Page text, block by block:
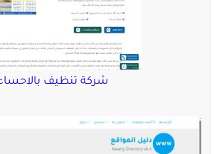
شركة تنظيف بالاحساء